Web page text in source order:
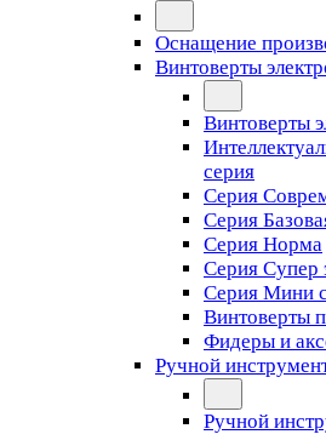
Оснащение
Винтоверты
Винтоверты
серия
Серия
Серия
Серия Норма
Серия Cупер
Серия Мини
Винтоверты
Фидеры и
Ручной
Ручной